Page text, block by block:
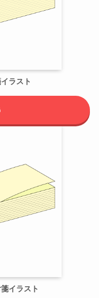
ラスト
イラスト